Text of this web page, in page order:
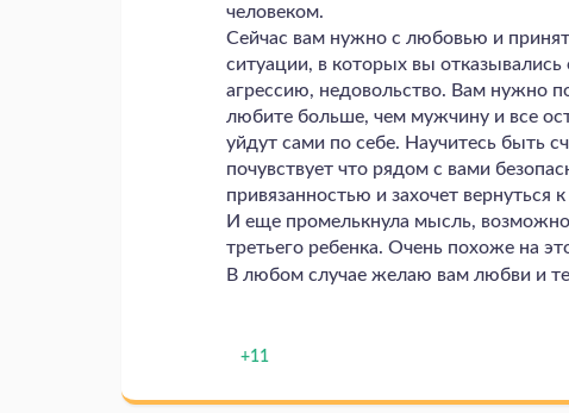
человеком.
Сейчас вам нужно с любовью и
ситуации, в которых вы
агрессию, недовольство. Вам нужно
любите больше, чем мужчину и все
уйдут сами по себе. Научитесь быть
почувствует что рядом с вами
привязанностью и захочет вернуться
И еще промелькнула мысль,
третьего ребенка. Очень похоже на
В любом случае желаю вам любви и
+11